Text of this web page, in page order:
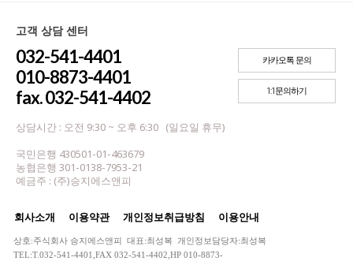
고객 상담 센터
032-541-4401
010-8873-4401
fax. 032-541-4402
상담시간 : 오전 9:30 ~ 오후 6:30 (일요일 휴무)
국민은행 430501-01-463679
농협은행 301-0138-7953-21
예금주 : (주)승지에스앤피
카카오톡 문의
1:1문의하기
회사소개 이용약관 개인정보취급방침 이용안내
상호:주식회사 승지에스앤피 대표:최성복 개인정보담당자:최성복
TEL:T.032-541-4401,FAX 032-541-4402,HP 010-8873-